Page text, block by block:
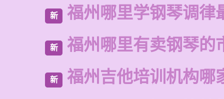
新 福州哪里学钢琴调律
新 福州哪里有卖钢琴的
新 福州吉他培训机构哪